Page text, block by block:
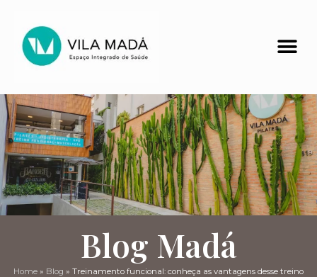
Blog Madá
Home » Blog » Treinamento funcional: conheça as vantagens desse treino